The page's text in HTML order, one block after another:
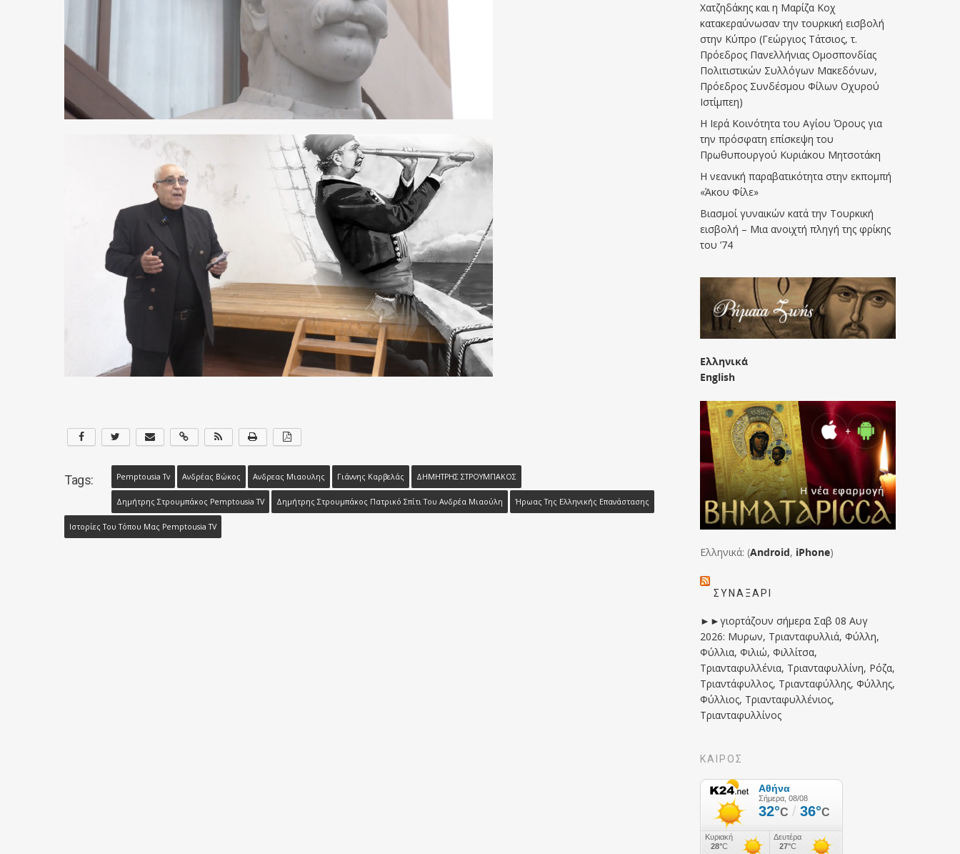
Tags: Pemptousia Tv Ανδρέας Βώκος Ανδρεας Μιαουλης Γιάννης Καρβελάς ΔΗΜΗΤΡΗΣ ΣΤΡΟΥΜΠΑΚΟΣ
Δημήτρης Στρουμπάκος Pemptousia TV Δημήτρης Στρουμπάκος Πατρικό Σπίτι Του Ανδρέα Μιαούλη Ήρωας Της Ελληνικής Επανάστασης
Ιστορίες Του Τόπου Μας Pemptousia TV
Χατζηδάκης και η Μαρίζα Κοχ
κατακεραύνωσαν την τουρκική εισβολή
στην Κύπρο (Γεώργιος Τάτσιος, τ.
Πρόεδρος Πανελλήνιας Ομοσπονδίας
Πολιτιστικών Συλλόγων Μακεδόνων,
Πρόεδρος Συνδέσμου Φίλων Οχυρού
Ιστίμπεη)
Η Ιερά Κοινότητα του Αγίου Όρους για
την πρόσφατη επίσκεψη του
Πρωθυπουργού Κυριάκου Μητσοτάκη
Η νεανική παραβατικότητα στην εκπομπή
«Άκου Φίλε»
Βιασμοί γυναικών κατά την Τουρκική
εισβολή – Μια ανοιχτή πληγή της φρίκης
του ’74
Ελληνικά
English
Ελληνικά: (Android, iPhone)
ΣΥΝΑΞΆΡΙ
►►γιορτάζουν σήμερα Σαβ 08 Αυγ
2026: Μυρων, Τριανταφυλλιά, Φύλλη,
Φύλλια, Φιλιώ, Φιλλίτσα,
Τριανταφυλλένια, Τριανταφυλλίνη, Ρόζα,
Τριαντάφυλλος, Τριανταφύλλης, Φύλλης,
Φύλλιος, Τριανταφυλλένιος,
Τριανταφυλλίνος
ΚΑΙΡΟΣ